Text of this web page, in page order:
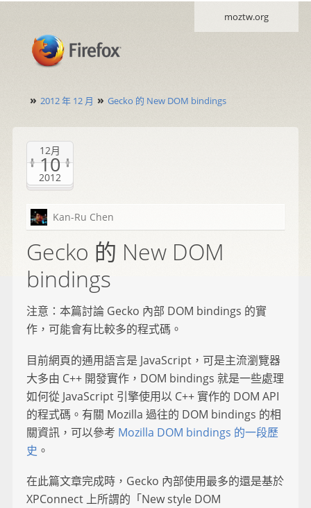
moztw.org
» 2012 年 12 月 » Gecko 的 New DOM bindings
12月
10
2012
Kan-Ru Chen
Gecko 的 New DOM
bindings
注意：本篇討論 Gecko 內部 DOM bindings 的實
作，可能會有比較多的程式碼。
目前網頁的通用語言是 JavaScript，可是主流瀏覽器
大多由 C++ 開發實作，DOM bindings 就是一些處理
如何從 JavaScript 引擎使用以 C++ 實作的 DOM API
的程式碼。有關 Mozilla 過往的 DOM bindings 的相
關資訊，可以參考 Mozilla DOM bindings 的一段歷
史 。
在此篇文章完成時，Gecko 內部使用最多的還是基於
XPConnect 上所謂的「New style DOM